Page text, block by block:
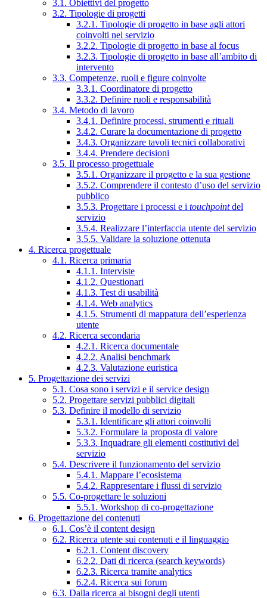
3.1. Obiettivi del progetto
3.2. Tipologie di progetti
3.2.1. Tipologie di progetto in base agli attori
coinvolti nel servizio
3.2.2. Tipologie di progetto in base al focus
3.2.3. Tipologie di progetto in base all’ambito di
intervento
3.3. Competenze, ruoli e figure coinvolte
3.3.1. Coordinatore di progetto
3.3.2. Definire ruoli e responsabilità
3.4. Metodo di lavoro
3.4.1. Definire processi, strumenti e rituali
3.4.2. Curare la documentazione di progetto
3.4.3. Organizzare tavoli tecnici collaborativi
3.4.4. Prendere decisioni
3.5. Il processo progettuale
3.5.1. Organizzare il progetto e la sua gestione
3.5.2. Comprendere il contesto d’uso del servizio
pubblico
3.5.3. Progettare i processi e i touchpointdel
servizio
3.5.4. Realizzare l’interfaccia utente del servizio
3.5.5. Validare la soluzione ottenuta
4. Ricerca progettuale
4.1. Ricerca primaria
4.1.1. Interviste
4.1.2. Questionari
4.1.3. Test di usabilità
4.1.4. Web analytics
4.1.5. Strumenti di mappatura dell’esperienza
utente
4.2. Ricerca secondaria
4.2.1. Ricerca documentale
4.2.2. Analisi benchmark
4.2.3. Valutazione euristica
5. Progettazione dei servizi
5.1. Cosa sono i servizi e il service design
5.2. Progettare servizi pubblici digitali
5.3. Definire il modello di servizio
5.3.1. Identificare gli attori coinvolti
5.3.2. Formulare la proposta di valore
5.3.3. Inquadrare gli elementi costitutivi del
servizio
5.4. Descrivere il funzionamento del servizio
5.4.1. Mappare l’ecosistema
5.4.2. Rappresentare i flussi di servizio
5.5. Co-progettare le soluzioni
5.5.1. Workshop di co-progettazione
6. Progettazione dei contenuti
6.1. Cos’è il content design
6.2. Ricerca utente sui contenuti e il linguaggio
6.2.1. Content discovery
6.2.2. Dati di ricerca (search keywords)
6.2.3. Ricerca tramite analytics
6.2.4. Ricerca sui forum
6.3. Dalla ricerca ai bisogni degli utenti